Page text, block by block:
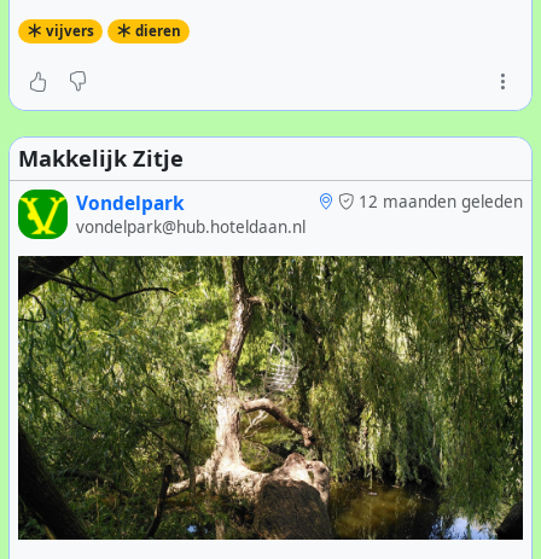
vijvers dieren
Makkelijk Zitje
12 maanden geleden
Vondelpark
vondelpark@hub.hoteldaan.nl